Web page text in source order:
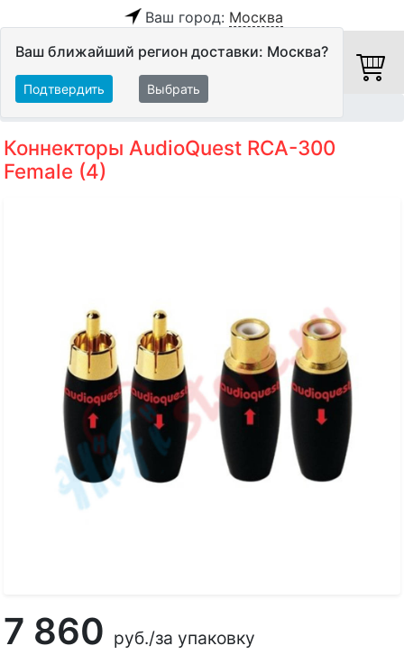
Ваш город: Москва
Ваш ближайший регион доставки: Москва?
Подтвердить Выбрать
Коннекторы AudioQuest RCA-300
Female (4)
7 860 руб./за упаковку